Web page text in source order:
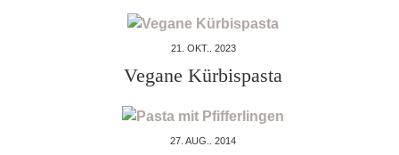
21. OKT.. 2023
Vegane Kürbispasta
27. AUG.. 2014